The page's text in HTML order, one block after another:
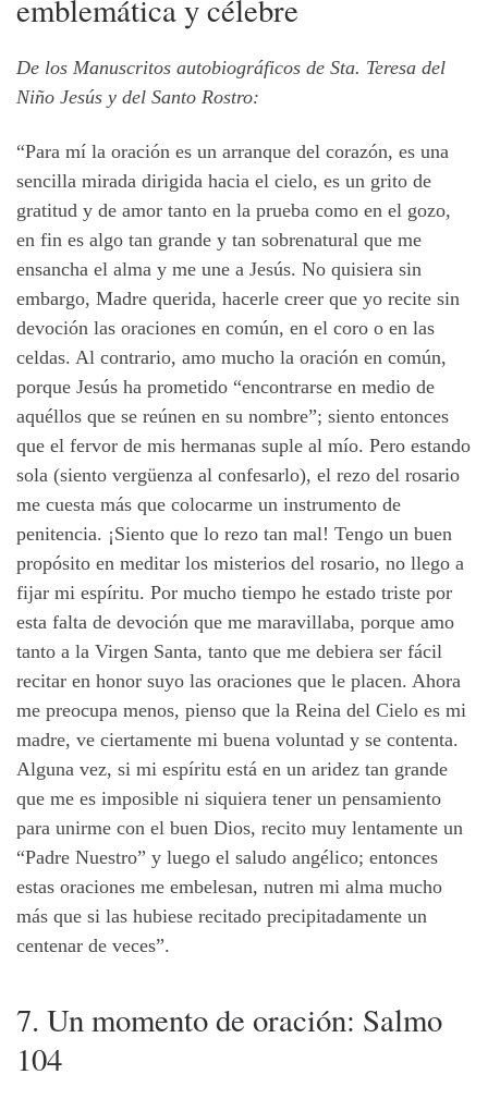
emblemática y célebre
De los Manuscritos autobiográficos de Sta. Teresa del
Niño Jesús y del Santo Rostro:
“Para mí la oración es un arranque del corazón, es una
sencilla mirada dirigida hacia el cielo, es un grito de
gratitud y de amor tanto en la prueba como en el gozo,
en fin es algo tan grande y tan sobrenatural que me
ensancha el alma y me une a Jesús. No quisiera sin
embargo, Madre querida, hacerle creer que yo recite sin
devoción las oraciones en común, en el coro o en las
celdas. Al contrario, amo mucho la oración en común,
porque Jesús ha prometido “encontrarse en medio de
aquéllos que se reúnen en su nombre”; siento entonces
que el fervor de mis hermanas suple al mío. Pero estando
sola (siento vergüenza al confesarlo), el rezo del rosario
me cuesta más que colocarme un instrumento de
penitencia. ¡Siento que lo rezo tan mal! Tengo un buen
propósito en meditar los misterios del rosario, no llego a
fijar mi espíritu. Por mucho tiempo he estado triste por
esta falta de devoción que me maravillaba, porque amo
tanto a la Virgen Santa, tanto que me debiera ser fácil
recitar en honor suyo las oraciones que le placen. Ahora
me preocupa menos, pienso que la Reina del Cielo es mi
madre, ve ciertamente mi buena voluntad y se contenta.
Alguna vez, si mi espíritu está en un aridez tan grande
que me es imposible ni siquiera tener un pensamiento
para unirme con el buen Dios, recito muy lentamente un
“Padre Nuestro” y luego el saludo angélico; entonces
estas oraciones me embelesan, nutren mi alma mucho
más que si las hubiese recitado precipitadamente un
centenar de veces”.
7. Un momento de oración: Salmo
104